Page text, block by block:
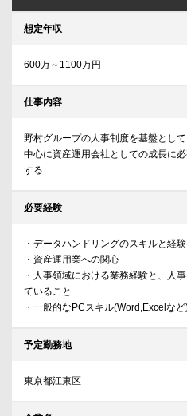
想定年収
600万～1100万円
仕事内容
野村グループの人事制度を基盤とし
中心に資産運用会社としての成長に
する
必要経験
・データハンドリングのスキルと経験
・資産運用業への関心
・人事領域における業務経験と、人
ていること
・一般的なPCスキル(Word,Excelなど
予定勤務地
東京都江東区